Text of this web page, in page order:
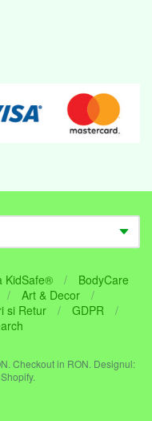
KidSafe® /
BodyCare
/ Art & Decor
/
si Retur / GDPR
/
. Checkout in RON. Designul: